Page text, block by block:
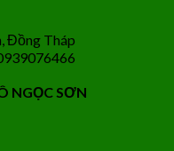
Đồng Tháp
NGỌC SƠN